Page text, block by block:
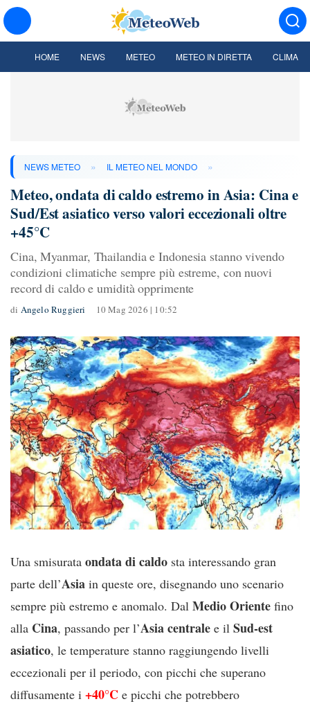
HOME NEWS METEO METEO IN DIRETTA CLIMA
NEWS METEO » IL METEO NEL MONDO »
Meteo, ondata di caldo estremo in Asia: Cina e
Sud/Est asiatico verso valori eccezionali oltre
+45°C
Cina, Myanmar, Thailandia e Indonesia stanno vivendo
condizioni climatiche sempre più estreme, con nuovi
record di caldo e umidità opprimente
di Angelo Ruggieri 10 Mag 2026 | 10:52
Una smisurata ondata di caldo sta interessando gran
parte dell’Asia in queste ore, disegnando uno scenario
sempre più estremo e anomalo. Dal Medio Oriente fino
alla Cina, passando per l’Asia centrale e il Sud-est
asiatico, le temperature stanno raggiungendo livelli
eccezionali per il periodo, con picchi che superano
diffusamente i +40°C e picchi che potrebbero